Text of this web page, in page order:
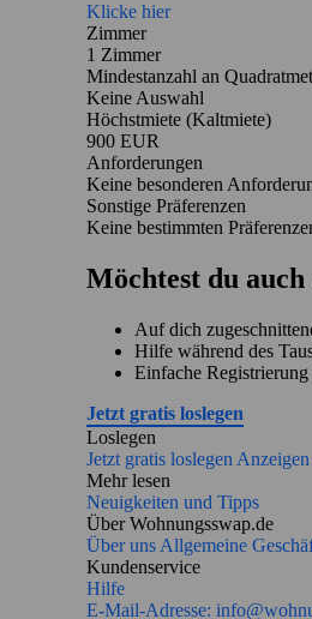
Klicke hier
Zimmer
1 Zimmer
Mindestanzahl an
Keine Auswahl
Höchstmiete (Kaltmiete)
900 EUR
Anforderungen
Keine besonderen
Sonstige Präferenzen
Keine bestimmten
Möchtest du
Auf dich
Hilfe während des
Einfache
Jetzt gratis loslegen
Loslegen
Jetzt gratis loslegen Anzeigen
Mehr lesen
Neuigkeiten und Tipps
Über Wohnungsswap.de
Über uns Allgemeine
Kundenservice
Hilfe
E-Mail-Adresse: